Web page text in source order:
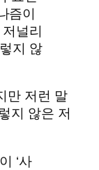
즘이
널리
지 않
만 저런 말
지 않은 저
‘사